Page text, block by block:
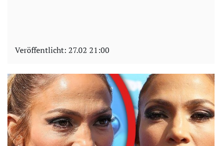
Veröffentlicht: 27.02 21:00